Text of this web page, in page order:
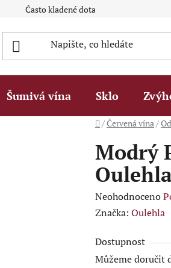
Často kladené dotazy Q&A
Šumivá vína Sklo
Domů
/Červená vína/
Modrý
Průměrné
hodnocení
je
0,0
Neohodnoceno
Značka: Oulehla
Dostupnost
Můžeme doručit